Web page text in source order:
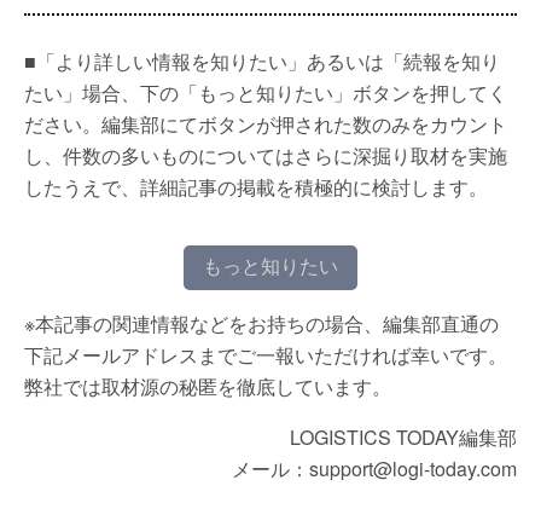
■「より詳しい情報を知りたい」あるいは「続報を知り
たい」場合、下の「もっと知りたい」ボタンを押してく
ださい。編集部にてボタンが押された数のみをカウント
し、件数の多いものについてはさらに深掘り取材を実施
したうえで、詳細記事の掲載を積極的に検討します。
もっと知りたい
※本記事の関連情報などをお持ちの場合、編集部直通の
下記メールアドレスまでご一報いただければ幸いです。
弊社では取材源の秘匿を徹底しています。
LOGISTICS TODAY編集部
メール：support@logi-today.com